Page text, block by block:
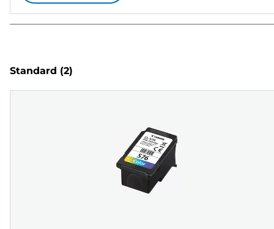
Standard (2)